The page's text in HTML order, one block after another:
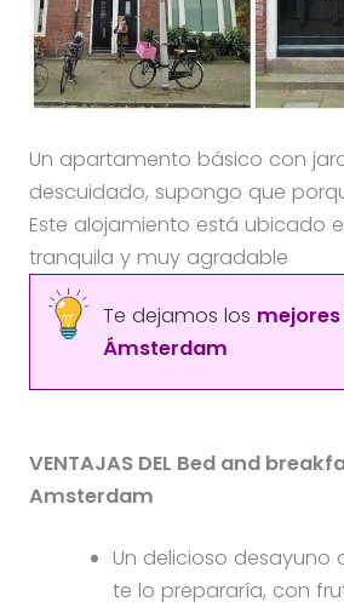
Un apartamento básico con
descuidado, supongo que
Este alojamiento está ubicado
tranquila y muy agradable
Te dejamos los
Ámsterdam
VENTAJAS DEL Bed and
Amsterdam
Un delicioso desayuno
te lo prepararía, con